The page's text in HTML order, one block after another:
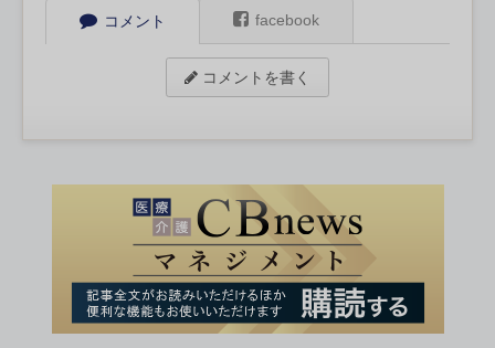
コメント facebook
コメントを書く